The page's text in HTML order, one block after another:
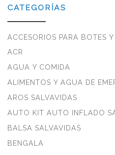
CATEGORÍAS
ACCESORIOS PARA BOTES
ACR
AGUA Y COMIDA
ALIMENTOS Y AGUA DE
AROS SALVAVIDAS
AUTO KIT AUTO INFLADO
BALSA SALVAVIDAS
BENGALA